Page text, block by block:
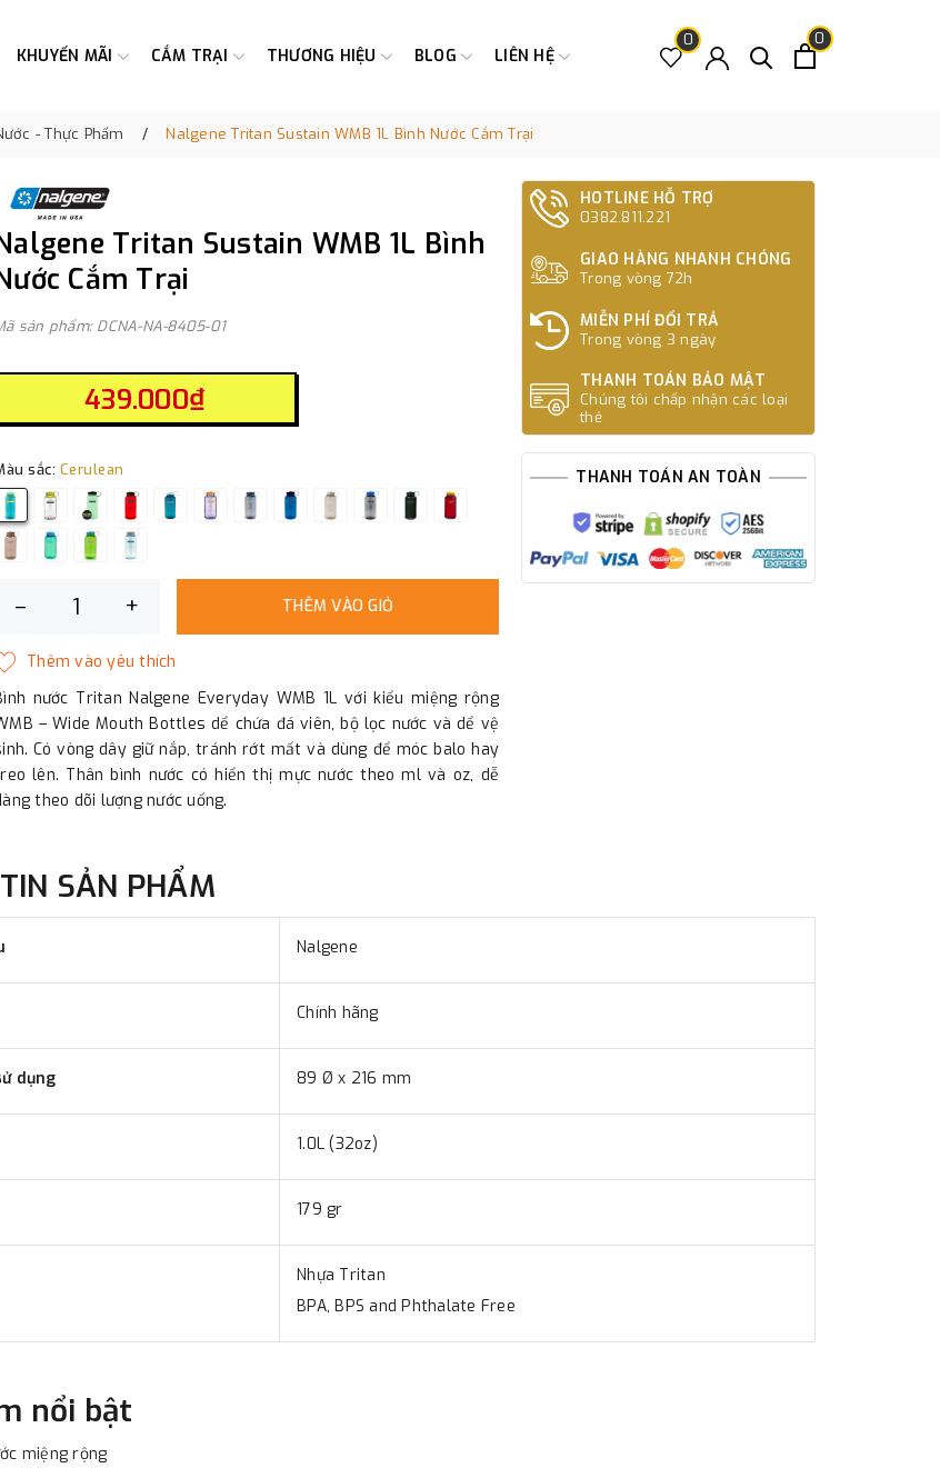
KHUYẾN MÃI CẮM TRẠI THƯƠNG HIỆU BLOG LIÊN HỆ
0 0
- Thực Phẩm Nalgene Tritan Sustain WMB 1L Bình Nước Cắm Trại
Tritan Sustain WMB 1L Bình
Cắm Trại
sản phẩm: DCNA-NA-8405-01
439.000₫
sắc: Cerulean
– + THÊM VÀO GIỎ
nước Tritan Nalgene Everyday WMB 1L với kiểu miệng rộng
– Wide Mouth Bottles dể chứa đá viên, bộ lọc nước và dể vệ
Có vòng dây giữ nắp, tránh rớt mất và dùng để móc balo hay
lên. Thân bình nước có hiển thị mực nước theo ml và oz, dễ
theo dõi lượng nước uống.
HOTLINE HỖ TRỢ
0382.811.221
GIAO HÀNG NHANH CHÓNG
Trong vòng 72h
MIỄN PHÍ ĐỔI TRẢ
Trong vòng 3 ngày
THANH TOÁN BẢO MẬT
Chúng tôi chấp nhận các loại
thẻ
THANH TOÁN AN TOÀN
TIN SẢN PHẨM
Nalgene
Chính hãng
dụng 89 Ø x 216 mm
1.0L (32oz)
179 gr
Nhựa Tritan
BPA, BPS and Phthalate Free
nổi bật
miệng rộng